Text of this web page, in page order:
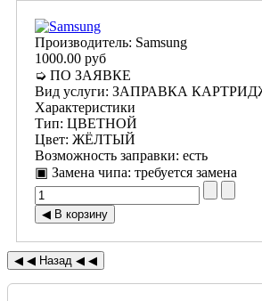
Производитель: Samsung
1000.00 руб
➭ ПО ЗАЯВКЕ
Вид услуги: ЗАПРАВКА
Характеристики
Тип: ЦВЕТНОЙ
Цвет: ЖЁЛТЫЙ
Возможность заправки: есть
▣ Замена чипа: требуется замена